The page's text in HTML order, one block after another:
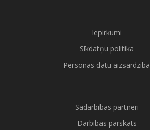
Iepirkumi
Sīkdatņu politika
Personas datu aizsardzība
Sadarbības partneri
Darbības pārskats